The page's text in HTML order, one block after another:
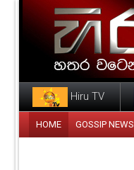
Hiru TV
HOME GOSSIP NEWS